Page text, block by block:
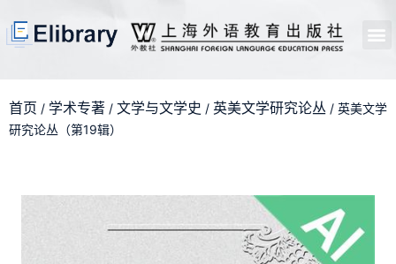
首页 / 学术专著 / 文学与文学史 / 英美文学研究论丛 / 英美文学
研究论丛（第19辑）